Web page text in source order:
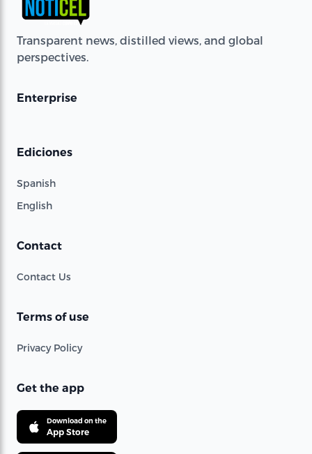
Transparent news, distilled views, and global
perspectives.
Enterprise
Ediciones
Spanish
English
Contact
Contact Us
Terms of use
Privacy Policy
Get the app
Download on the
App Store